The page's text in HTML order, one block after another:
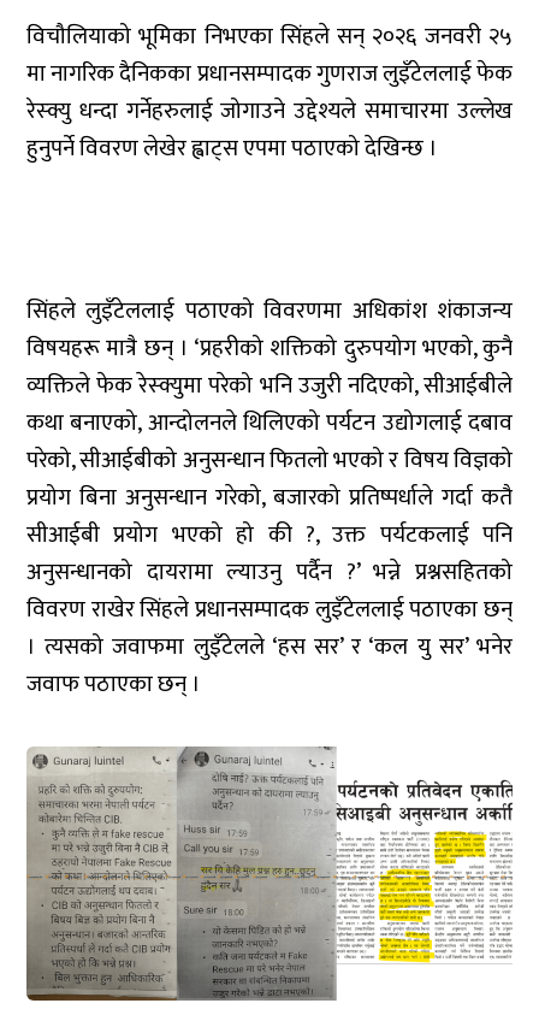
विचौलियाको भूमिका निभएका सिंहले सन् २०२६ जनवरी २५
मा नागरिक दैनिकका प्रधानसम्पादक गुणराज लुइँटेललाई फेक
रेस्क्यु धन्दा गर्नेहरुलाई जोगाउने उद्देश्यले समाचारमा उल्लेख
हुनुपर्ने विवरण लेखेर ह्वाट्स एपमा पठाएको देखिन्छ ।
सिंहले लुइँटेललाई पठाएको विवरणमा अधिकांश शंकाजन्य
विषयहरू मात्रै छन् । ‘प्रहरीको शक्तिको दुरुपयोग भएको, कुनै
व्यक्तिले फेक रेस्क्युमा परेको भनि उजुरी नदिएको, सीआईबीले
कथा बनाएको, आन्दोलनले थिलिएको पर्यटन उद्योगलाई दबाव
परेको, सीआईबीको अनुसन्धान फितलो भएको र विषय विज्ञको
प्रयोग बिना अनुसन्धान गरेको, बजारको प्रतिष्पर्धाले गर्दा कतै
सीआईबी प्रयोग भएको हो की ?, उक्त पर्यटकलाई पनि
अनुसन्धानको दायरामा ल्याउनु पर्दैन ?’ भन्ने प्रश्नसहितको
विवरण राखेर सिंहले प्रधानसम्पादक लुइँटेललाई पठाएका छन्
। त्यसको जवाफमा लुइँटेलले ‘हस सर’ र ‘कल यु सर’ भनेर
जवाफ पठाएका छन् ।